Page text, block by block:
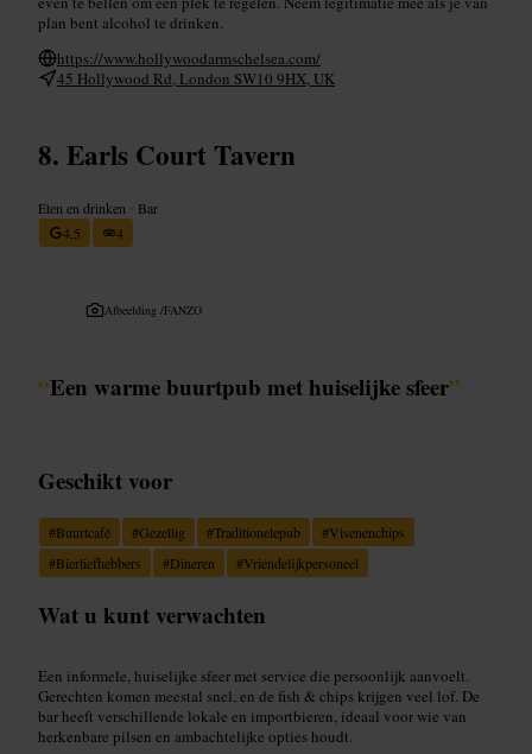
plan bent alcohol te drinken.
https://www.hollywoodarmschelsea.com/
45 Hollywood Rd, London SW10 9HX, UK
Earls Court Tavern
Eten en drinken • Bar
4,5
4
Afbeelding /FANZO
“Een warme buurtpub met huiselijke sfeer”
Geschikt voor
#Buurtcafé #Gezellig #Traditionelepub #Visenenchips
#Bierliefhebbers #Dineren #Vriendelijkpersoneel
Wat u kunt verwachten
Een informele, huiselijke sfeer met service die persoonlijk aanvoelt.
Gerechten komen meestal snel, en de fish & chips krijgen veel lof. De
bar heeft verschillende lokale en importbieren, ideaal voor wie van
herkenbare pilsen en ambachtelijke opties houdt.